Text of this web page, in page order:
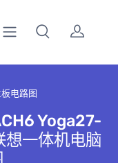
板电路图
Yoga27-
想一体机电脑